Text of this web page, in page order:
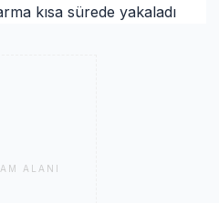
kısa sürede yakaladı
ALANI